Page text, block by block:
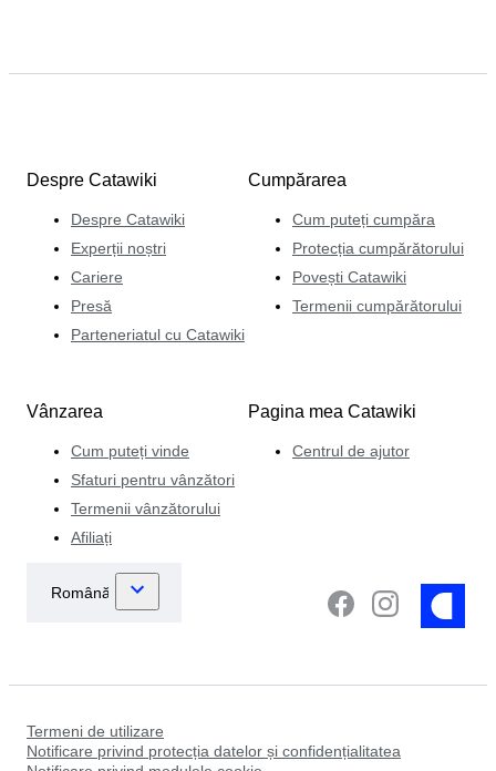
Despre Catawiki
Despre Catawiki
Experții noștri
Cariere
Presă
Parteneriatul cu Catawiki
Cumpărarea
Cum puteți cumpăra
Protecția cumpărătorului
Povești Catawiki
Termenii cumpărătorului
Vânzarea
Cum puteți vinde
Sfaturi pentru vânzători
Termenii vânzătorului
Afiliați
Pagina mea Catawiki
Centrul de ajutor
Termeni de utilizare
Notificare privind protecția datelor și confidențialitatea